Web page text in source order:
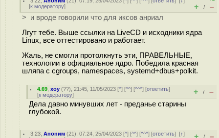
[к модератору] + / –
> и вроде говорили что для иксов анриал
Лгут тебе. Выше ссылки на LiveCD и исходники ядра
Linux, все оттестировано и работает.
Жаль, не смогли протолкнуть эти, ПРАВЕЛЬНЫЕ,
технологии в официальное ядро. Победила красная
шляпа с cgroups, namespaces, systemd+dbus+polkit.
4.69 ,xoy (??), 21:45, 11/05/2023 [^] [^^] [^^^] [ответить]
[к модератору] + / –
Дела давно минувших лет - преданье старины
глубокой.
3.23 ,Аноним (21), 07:24, 25/04/2023 [^] [^^] [^^^] [ответить][↑]
+ –